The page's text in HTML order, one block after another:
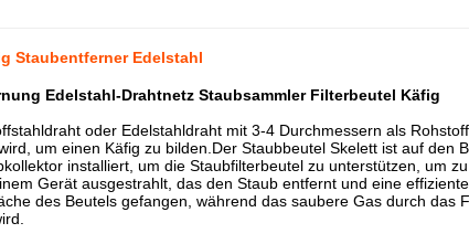
Staubentferner Edelstahl
Edelstahl-Drahtnetz Staubsammler Filterbeutel Käfig
oder Edelstahldraht mit 3-4 Durchmessern als
um einen Käfig zu bilden.Der Staubbeutel Skelett ist auf den
installiert, um die Staubfilterbeutel zu unterstützen, um
Gerät ausgestrahlt, das den Staub entfernt und eine
des Beutels gefangen, während das saubere Gas durch das